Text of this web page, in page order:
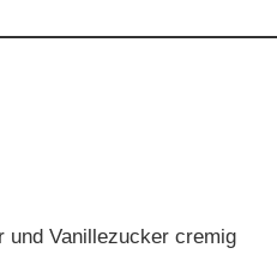
und Vanillezucker cremig